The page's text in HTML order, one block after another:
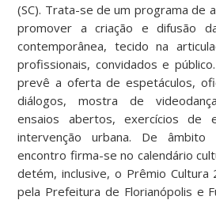
(SC). Trata-se de um programa de
promover a criação e difusão
contemporânea, tecido na
profissionais, convidados e
prevê a oferta de espetáculos,
diálogos, mostra de
ensaios abertos, exercícios de
intervenção urbana. De âmbito
encontro firma-se no calendário
detém, inclusive, o Prêmio Cultura
pela Prefeitura de Florianópolis e